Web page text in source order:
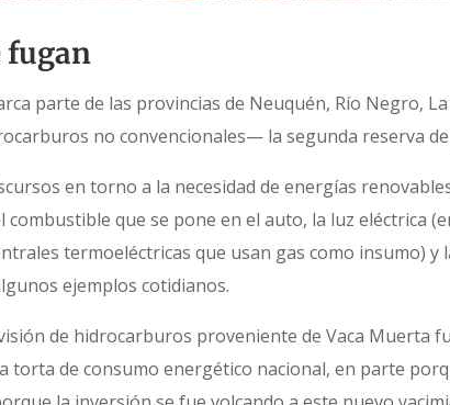
fugan
parte de las provincias de Neuquén, Río Negro,
no convencionales— la segunda reserva
en torno a la necesidad de energías
combustible que se pone en el auto, la luz eléctrica
termoeléctricas que usan gas como insumo) y
ejemplos cotidianos.
de hidrocarburos proveniente de Vaca Muerta
torta de consumo energético nacional, en parte